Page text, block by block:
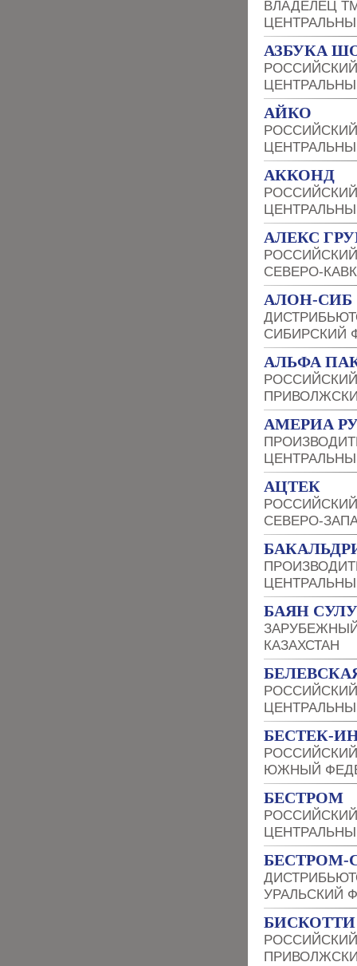
ВЛАДЕЛЕЦ
АЗБУКА
АЙКО
АККОНД
АЛЕКС
СЕВЕРО-
АЛОН-СИБ
СИБИРСКИЙ
АЛЬФА
АМЕРИА
АЦТЕК
СЕВЕРО-
БАЯН СУЛУ
КАЗАХСТАН
БЕСТЕК-
ЮЖНЫЙ
БЕСТРОМ
БЕСТРОМ-
УРАЛЬСКИЙ